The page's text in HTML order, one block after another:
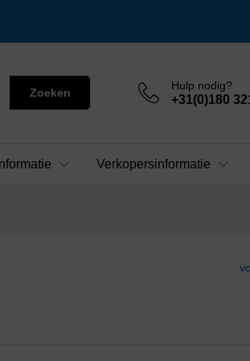
Zoeken
Hulp nodig?
+31(0)180
Verkopersinformatie